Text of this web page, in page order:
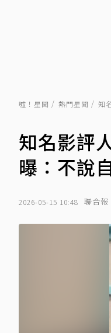
噓！星聞 熱門星聞 知
知名影評
曝：不說
2026-05-15 10:48 聯合報